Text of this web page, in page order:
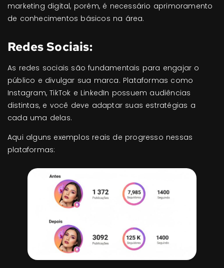
marketing digital, porém, é necessário aprimoramento
de conhecimentos básicos na área.
Redes Sociais:
As redes sociais são fundamentais para engajar o
público e divulgar sua marca. Plataformas como
Instagram, TikTok e LinkedIn possuem audiências
distintas, e você deve adaptar suas estratégias a
cada uma delas.
Aqui alguns exemplos reais de progresso nessas
plataformas: